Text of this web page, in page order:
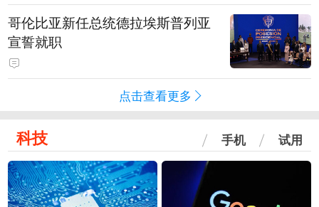
哥伦比亚新任总统德拉埃斯普列亚
宣誓就职
点击查看更多
科技 手机 试用